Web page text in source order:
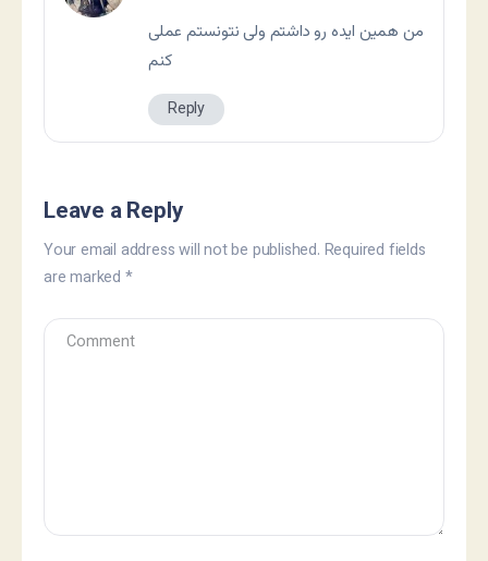
من همین ایده رو داشتم ولی نتونستم عملی
کنم
Reply
Leave a Reply
Your email address will not be published. Required fields
are marked *